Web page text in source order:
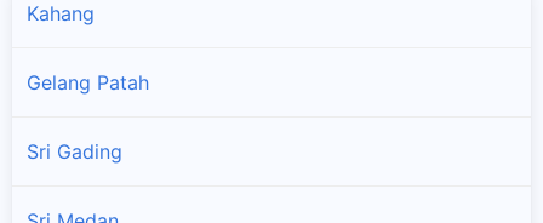
Kahang
Gelang Patah
Sri Gading